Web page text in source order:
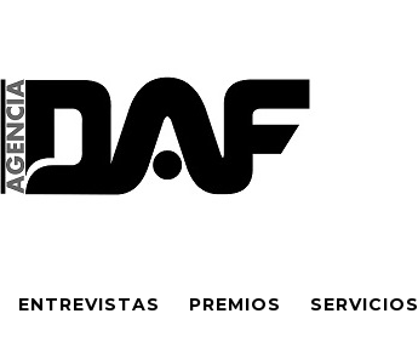
ENTREVISTAS PREMIOS SERVICIOS